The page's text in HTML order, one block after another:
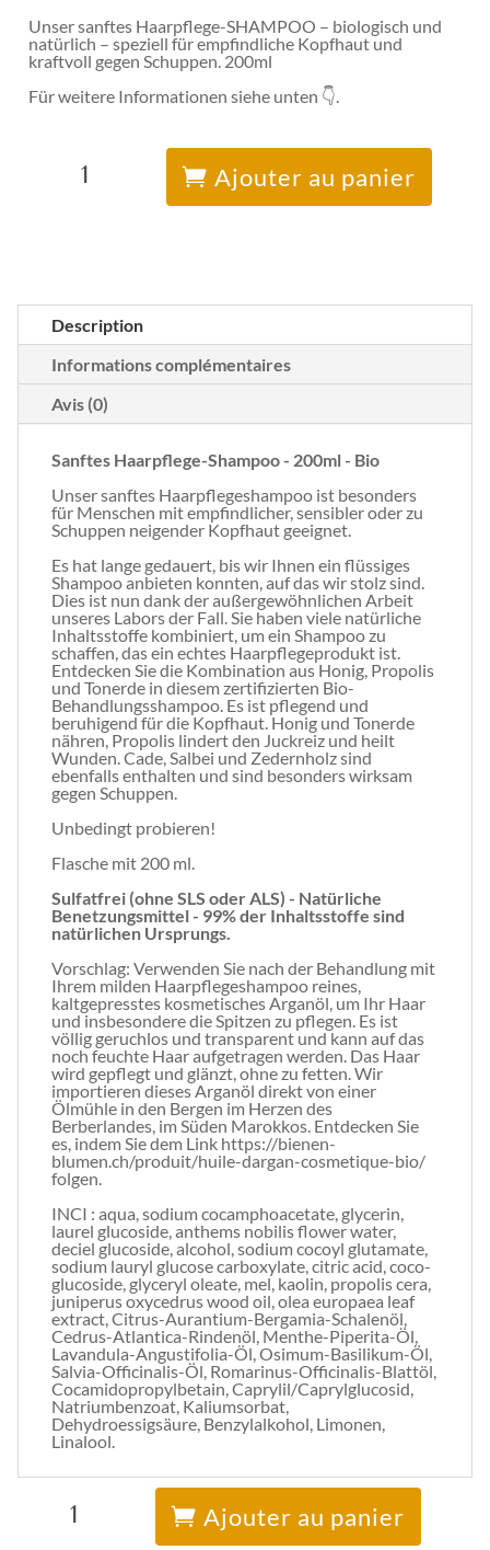
Unser sanftes Haarpflege-SHAMPOO – biologisch und
natürlich – speziell für empfindliche Kopfhaut und
kraftvoll gegen Schuppen. 200ml
Für weitere Informationen siehe unten 👇.
Ajouter au panier
v
Description
Informations complémentaires
Avis (0)
Sanftes Haarpflege-Shampoo - 200ml - Bio
Unser sanftes Haarpflegeshampoo ist besonders
für Menschen mit empfindlicher, sensibler oder zu
Schuppen neigender Kopfhaut geeignet.
Es hat lange gedauert, bis wir Ihnen ein flüssiges
Shampoo anbieten konnten, auf das wir stolz sind.
Dies ist nun dank der außergewöhnlichen Arbeit
unseres Labors der Fall. Sie haben viele natürliche
Inhaltsstoffe kombiniert, um ein Shampoo zu
schaffen, das ein echtes Haarpflegeprodukt ist.
Entdecken Sie die Kombination aus Honig, Propolis
und Tonerde in diesem zertifizierten Bio-
Behandlungsshampoo. Es ist pflegend und
beruhigend für die Kopfhaut. Honig und Tonerde
nähren, Propolis lindert den Juckreiz und heilt
Wunden. Cade, Salbei und Zedernholz sind
ebenfalls enthalten und sind besonders wirksam
gegen Schuppen.
Unbedingt probieren!
Flasche mit 200 ml.
Sulfatfrei (ohne SLS oder ALS) - Natürliche
Benetzungsmittel - 99% der Inhaltsstoffe sind
natürlichen Ursprungs.
Vorschlag: Verwenden Sie nach der Behandlung mit
Ihrem milden Haarpflegeshampoo reines,
kaltgepresstes kosmetisches Arganöl, um Ihr Haar
und insbesondere die Spitzen zu pflegen. Es ist
völlig geruchlos und transparent und kann auf das
noch feuchte Haar aufgetragen werden. Das Haar
wird gepflegt und glänzt, ohne zu fetten. Wir
importieren dieses Arganöl direkt von einer
Ölmühle in den Bergen im Herzen des
Berberlandes, im Süden Marokkos. Entdecken Sie
es, indem Sie dem Link https://bienen-
blumen.ch/produit/huile-dargan-cosmetique-bio/
folgen.
INCI : aqua, sodium cocamphoacetate, glycerin,
laurel glucoside, anthems nobilis flower water,
deciel glucoside, alcohol, sodium cocoyl glutamate,
sodium lauryl glucose carboxylate, citric acid, coco-
glucoside, glyceryl oleate, mel, kaolin, propolis cera,
juniperus oxycedrus wood oil, olea europaea leaf
extract, Citrus-Aurantium-Bergamia-Schalenöl,
Cedrus-Atlantica-Rindenöl, Menthe-Piperita-Öl,
Lavandula-Angustifolia-Öl, Osimum-Basilikum-Öl,
Salvia-Officinalis-Öl, Romarinus-Officinalis-Blattöl,
Cocamidopropylbetain, Caprylil/Caprylglucosid,
Natriumbenzoat, Kaliumsorbat,
Dehydroessigsäure, Benzylalkohol, Limonen,
Linalool.
Ajouter au panier